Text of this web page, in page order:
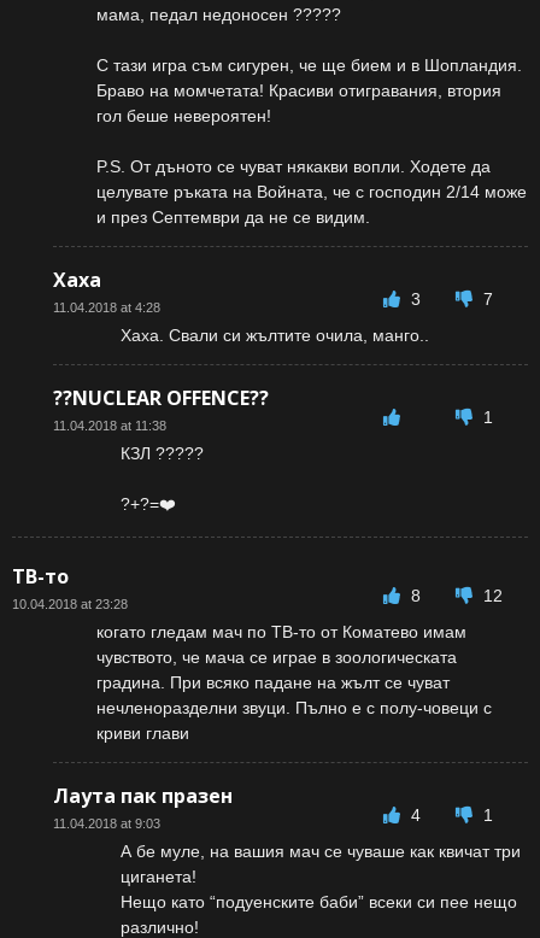
мама, педал недоносен ?????
С тази игра съм сигурен, че ще бием и в Шопландия.
Браво на момчетата! Красиви отигравания, втория
гол беше невероятен!
P.S. От дъното се чуват някакви вопли. Ходете да
целувате ръката на Войната, че с господин 2/14 може
и през Септември да не се видим.
Хаха
11.04.2018 at 4:28 3
7
Хаха. Свали си жълтите очила, манго..
??NUCLEAR OFFENCE??
11.04.2018 at 11:38
1
КЗЛ ?????
?+?=❤️
ТВ-то
10.04.2018 at 23:28 8
12
когато гледам мач по ТВ-то от Коматево имам
чувството, че мача се играе в зоологическата
градина. При всяко падане на жълт се чуват
нечленоразделни звуци. Пълно е с полу-човеци с
криви глави
Лаута пак празен
11.04.2018 at 9:03 4
1
А бе муле, на вашия мач се чуваше как квичат три
циганета!
Нещо като “подуенските баби” всеки си пее нещо
различно!